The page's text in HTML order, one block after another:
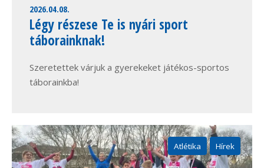
2026.04.08.
Légy részese Te is nyári sport
táborainknak!
Szeretettek várjuk a gyerekeket játékos-sportos
táborainkba!
Atlétika Hírek